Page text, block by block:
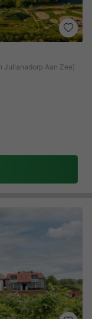
Julianadorp Aan Zee)